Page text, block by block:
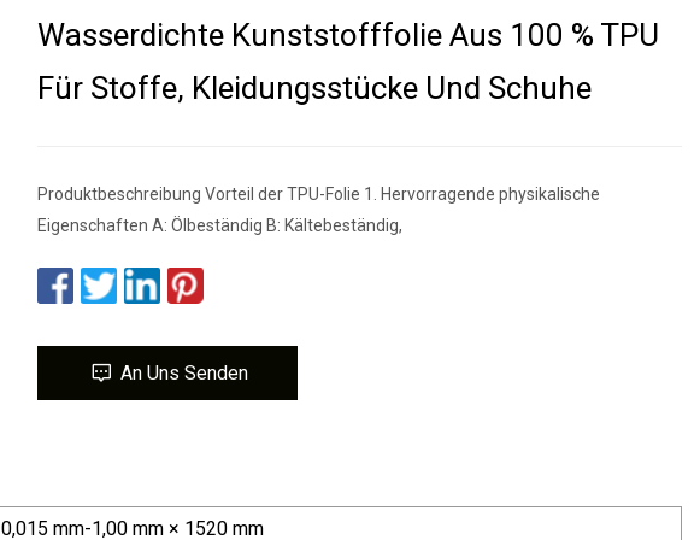
Wasserdichte Kunststofffolie Aus 100 % TPU
Für Stoffe, Kleidungsstücke Und Schuhe
Produktbeschreibung Vorteil der TPU-Folie 1. Hervorragende physikalische
Eigenschaften A: Ölbeständig B: Kältebeständig,
An Uns Senden
0,015 mm-1,00 mm × 1520 mm